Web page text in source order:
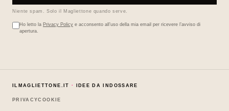
Niente spam. Solo il Magliettone quando serve.
Ho letto la Privacy Policy e acconsento all’uso della mia email per ricevere l’avviso di
apertura.
ILMAGLIETTONE.IT · IDEE DA INDOSSARE
PRIVACYCOOKIE